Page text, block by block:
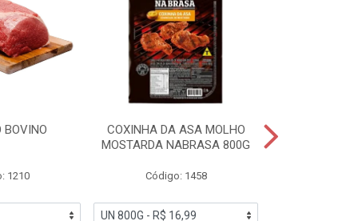
BOVINO
1210
COXINHA DA ASA MOLHO
MOSTARDA NABRASA 800G
Código: 1458